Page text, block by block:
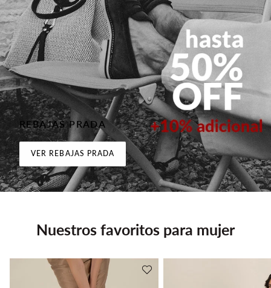
REBAJAS PRADA
VER REBAJAS PRADA
Nuestros favoritos para mujer